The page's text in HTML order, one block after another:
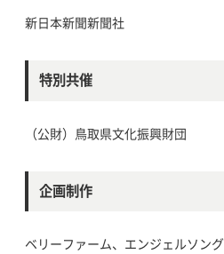
新日本新聞新聞社
特別共催
（公財）鳥取県文化振興財団
企画制作
ベリーファーム、エンジェルソング